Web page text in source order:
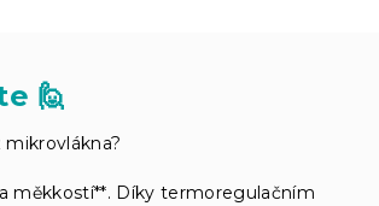
🙋
měkkostí**. Díky termoregulačním